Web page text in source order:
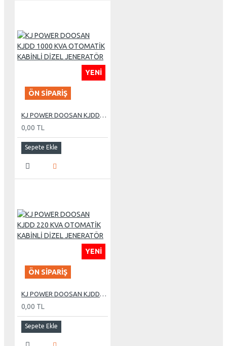
YENI
ÖN SIPARIŞ
KJ POWER DOOSAN KJDD 1000 KVA OTOMATİK KABİNLİ DİZEL JENERATÖR
0,00 TL
Sepete Ekle
YENI
ÖN SIPARIŞ
KJ POWER DOOSAN KJDD 220 KVA OTOMATİK KABİNLİ DİZEL JENERATÖR
0,00 TL
Sepete Ekle